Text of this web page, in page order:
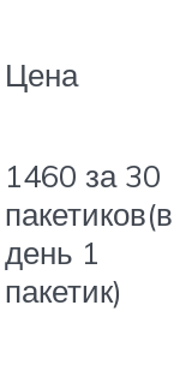
Цена
1460 за 30
пакетиков(в
день 1
пакетик)